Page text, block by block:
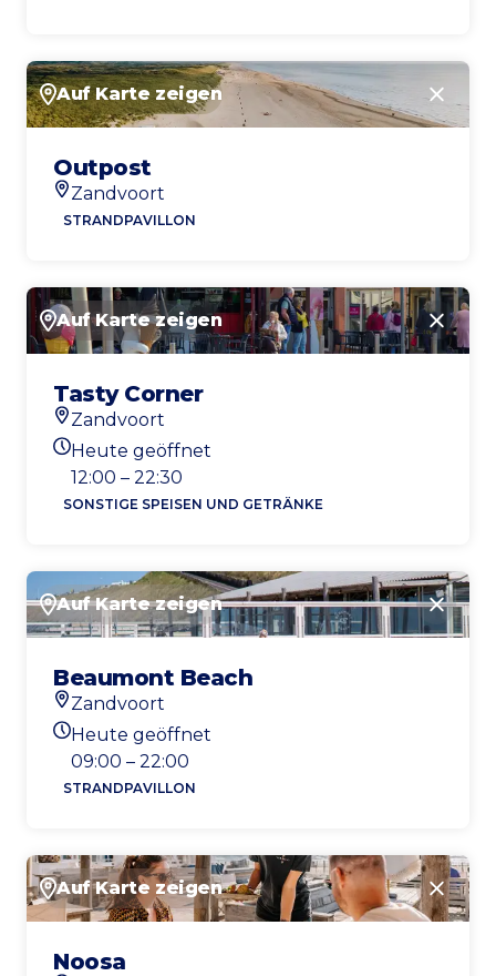
Auf Karte zeigen
Outpost
Standort
Zandvoort
STRANDPAVILLON
Auf Karte zeigen
Tasty Corner
Standort
Zandvoort
Heutigen Öffnungszeiten
Heute geöffnet
12:00 – 22:30
SONSTIGE SPEISEN UND GETRÄNKE
Auf Karte zeigen
Beaumont Beach
Standort
Zandvoort
Heutigen Öffnungszeiten
Heute geöffnet
09:00 – 22:00
STRANDPAVILLON
Auf Karte zeigen
Noosa